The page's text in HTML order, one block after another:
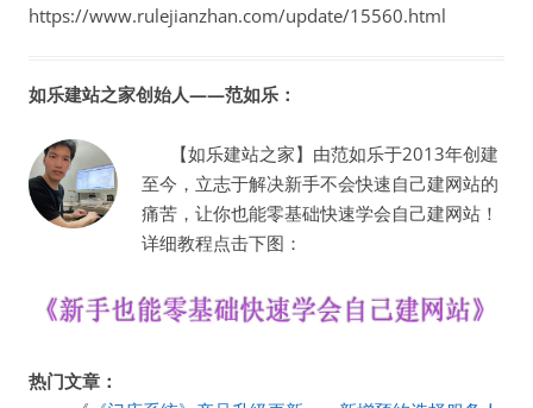
https://www.rulejianzhan.com/update/15560.html
如乐建站之家创始人——范如乐：
【如乐建站之家】由范如乐于2013年创建
至今，立志于解决新手不会快速自己建网站的
痛苦，让你也能零基础快速学会自己建网站！
详细教程点击下图：
热门文章：